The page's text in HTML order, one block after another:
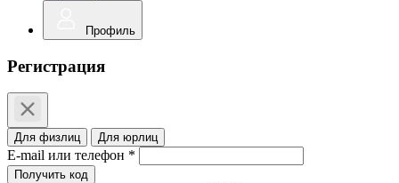
Профиль
Регистрация
Для физлиц Для юрлиц
E-mail или телефон *
Получить код